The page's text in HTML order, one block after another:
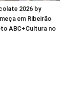
2026 by
em Ribeirão
ABC+Cultura no